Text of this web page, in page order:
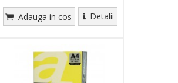
Adauga in cos Detalii